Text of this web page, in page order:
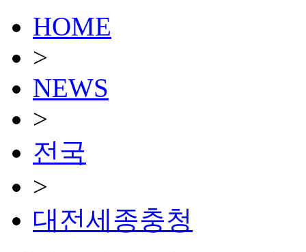
HOME
>
NEWS
>
전국
>
대전세종충청